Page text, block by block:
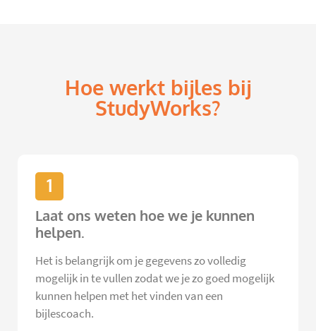
Hoe werkt bijles bij
StudyWorks?
1
Laat ons weten hoe we je kunnen
helpen.
Het is belangrijk om je gegevens zo volledig
mogelijk in te vullen zodat we je zo goed mogelijk
kunnen helpen met het vinden van een
bijlescoach.